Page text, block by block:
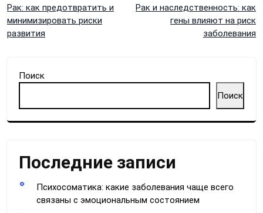
Навигация
по
Рак: как предотвратить и
минимизировать риски
развития
Рак и наследственность: как
гены влияют на риск
заболевания
Поиск
Поиск
Последние записи
Психосоматика: какие заболевания чаще всего
связаны с эмоциональным состоянием